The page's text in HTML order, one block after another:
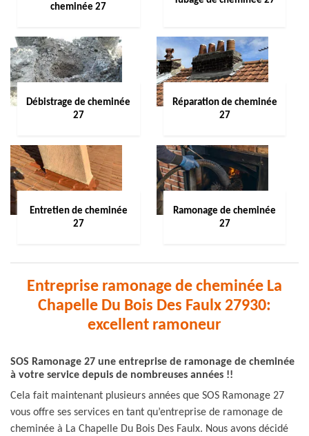
cheminée 27
Débistrage de cheminée
27
Réparation de cheminée
27
Entretien de cheminée
27
Ramonage de cheminée
27
Entreprise ramonage de cheminée La
Chapelle Du Bois Des Faulx 27930:
excellent ramoneur
SOS Ramonage 27 une entreprise de ramonage de cheminée
à votre service depuis de nombreuses années !!
Cela fait maintenant plusieurs années que SOS Ramonage 27
vous offre ses services en tant qu’entreprise de ramonage de
cheminée à La Chapelle Du Bois Des Faulx. Nous avons décidé